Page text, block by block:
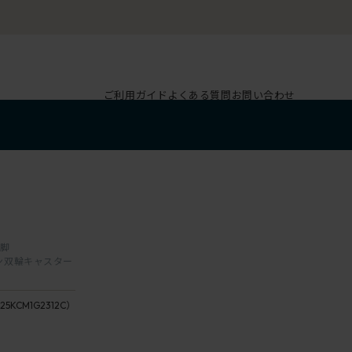
ご利用ガイド よくある質問お問い合わせ
：23
輪キャスター
）